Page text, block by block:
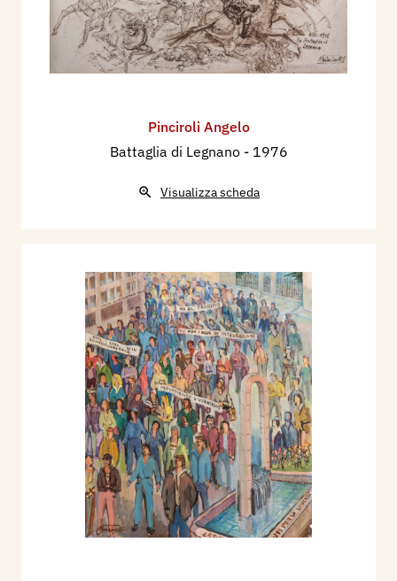
Pinciroli Angelo
Battaglia di Legnano - 1976
Visualizza scheda